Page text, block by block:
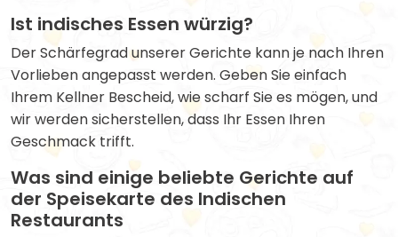
Ist indisches Essen würzig?
Der Schärfegrad unserer Gerichte kann je nach Ihren
Vorlieben angepasst werden. Geben Sie einfach
Ihrem Kellner Bescheid, wie scharf Sie es mögen, und
wir werden sicherstellen, dass Ihr Essen Ihren
Geschmack trifft.
Was sind einige beliebte Gerichte auf
der Speisekarte des Indischen
Restaurants